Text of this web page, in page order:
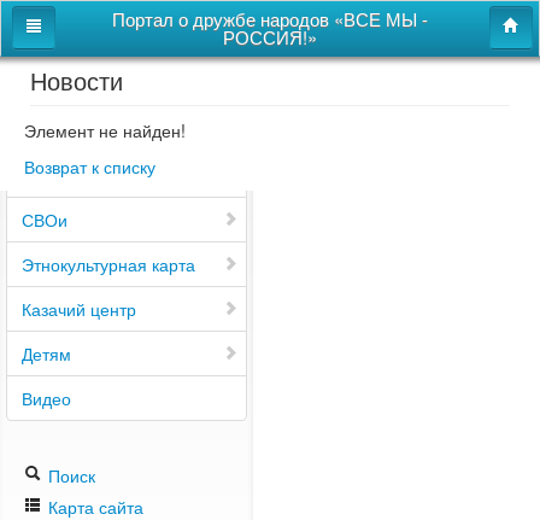
Портал о дружбе народов «ВСЕ МЫ -
РОССИЯ!»
Главная
Дом дружбы народов
Новости
СВОи
Этнокультурная карта
Казачий центр
Детям
Видео
Поиск
Карта сайта
Новости
Элемент не найден!
Возврат к списку